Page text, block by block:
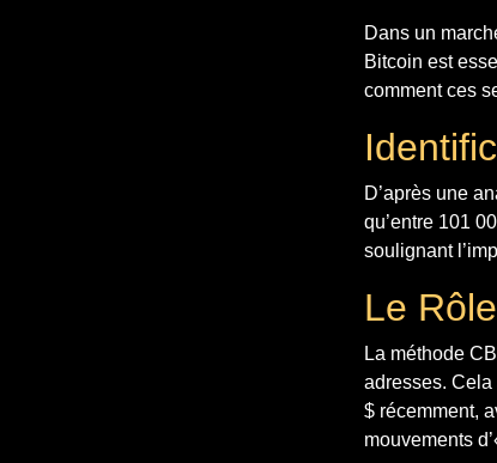
Dans un
Bitcoin est
comment ces
D’après une
qu’entre 101
soulignant
Le
La méthode
adresses. Cela
$ récemment,
mouvements